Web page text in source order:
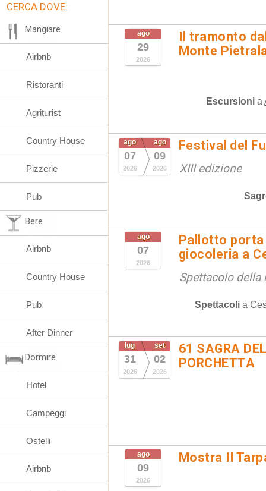
ago
29
2026
Il tramonto
Monte
Escursioni a
ago
07
2026
ago
09
2026
Festival del
XIII edizione
ago
07
2026
Pallotto
giocoleria a
Spettacolo della
Spettacoli a
lug
31
2026
set
02
2026
61 SAGRA
PORCHETTA
ago
09
2026
Mostra Il
CERCA DOVE:
Mangiare
Airbnb
Ristoranti
Agriturist
Country House
Pizzerie
Pub
Bere
Airbnb
Country House
Pub
After Dinner
Dormire
Hotel
Campeggi
Ostelli
Airbnb